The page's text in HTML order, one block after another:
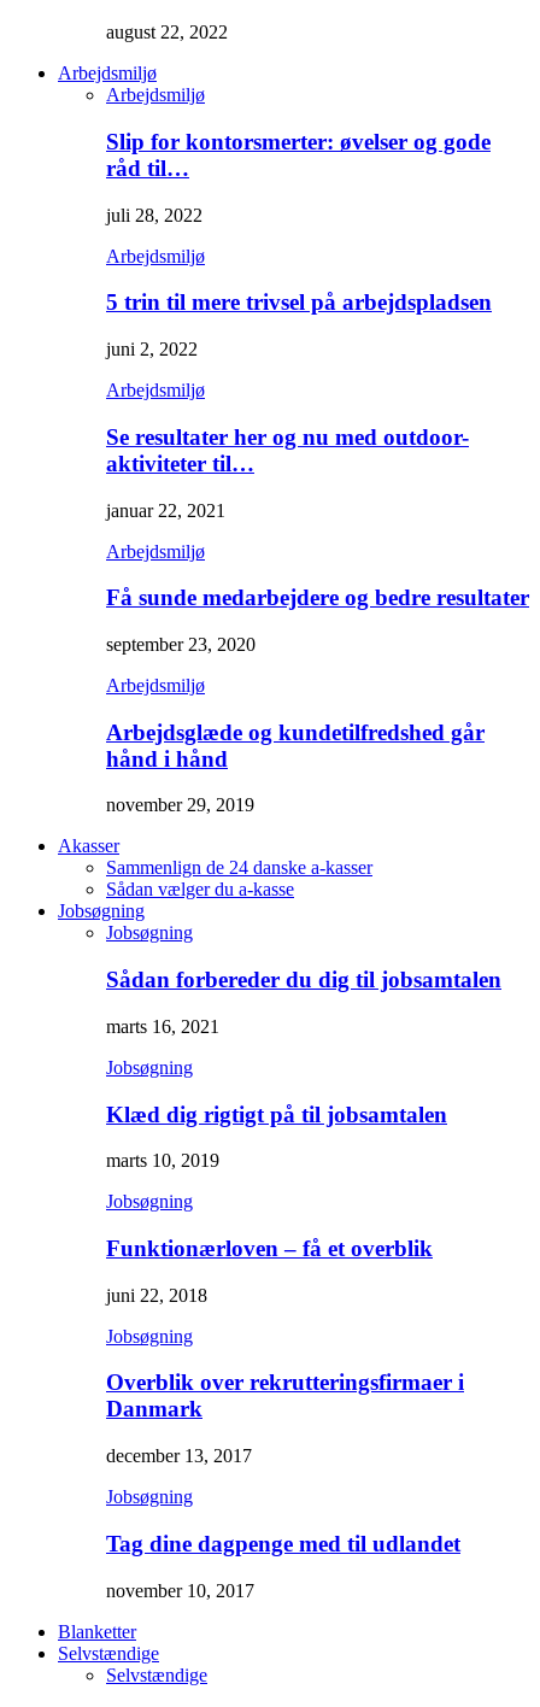
august 22, 2022
Arbejdsmiljø
Arbejdsmiljø
Slip for kontorsmerter: øvelser og gode
råd til…
juli 28, 2022
Arbejdsmiljø
5 trin til mere trivsel på arbejdspladsen
juni 2, 2022
Arbejdsmiljø
Se resultater her og nu med outdoor-
aktiviteter til…
januar 22, 2021
Arbejdsmiljø
Få sunde medarbejdere og bedre resultater
september 23, 2020
Arbejdsmiljø
Arbejdsglæde og kundetilfredshed går
hånd i hånd
november 29, 2019
Akasser
Sammenlign de 24 danske a-kasser
Sådan vælger du a-kasse
Jobsøgning
Jobsøgning
Sådan forbereder du dig til jobsamtalen
marts 16, 2021
Jobsøgning
Klæd dig rigtigt på til jobsamtalen
marts 10, 2019
Jobsøgning
Funktionærloven – få et overblik
juni 22, 2018
Jobsøgning
Overblik over rekrutteringsfirmaer i
Danmark
december 13, 2017
Jobsøgning
Tag dine dagpenge med til udlandet
november 10, 2017
Blanketter
Selvstændige
Selvstændige